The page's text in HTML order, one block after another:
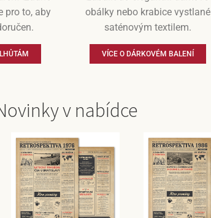
pro to, aby
obálky nebo krabice vystlané
saténovým textilem.
VÍCE O DÁRKOVÉM BALENÍ
v nabídce